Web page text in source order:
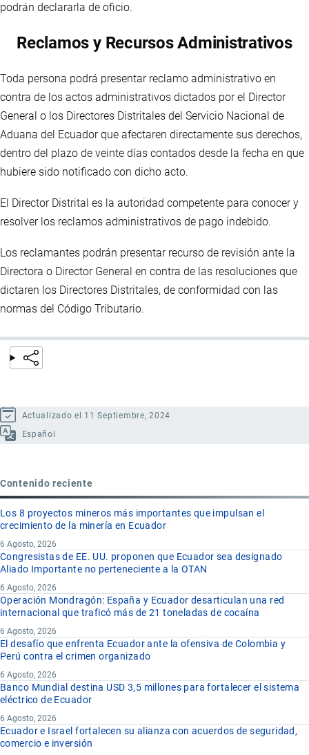
podrán declararla de oficio.
Reclamos y Recursos Administrativos
Toda persona podrá presentar reclamo administrativo en
contra de los actos administrativos dictados por el Director
General o los Directores Distritales del Servicio Nacional de
Aduana del Ecuador que afectaren directamente sus derechos,
dentro del plazo de veinte días contados desde la fecha en que
hubiere sido notificado con dicho acto.
El Director Distrital es la autoridad competente para conocer y
resolver los reclamos administrativos de pago indebido.
Los reclamantes podrán presentar recurso de revisión ante la
Directora o Director General en contra de las resoluciones que
dictaren los Directores Distritales, de conformidad con las
normas del Código Tributario.
Actualizado el 11 Septiembre, 2024
Español
Contenido reciente
Los 8 proyectos mineros más importantes que impulsan el
crecimiento de la minería en Ecuador
6 Agosto, 2026
Congresistas de EE. UU. proponen que Ecuador sea designado
Aliado Importante no perteneciente a la OTAN
6 Agosto, 2026
Operación Mondragón: España y Ecuador desarticulan una red
internacional que traficó más de 21 toneladas de cocaína
6 Agosto, 2026
El desafío que enfrenta Ecuador ante la ofensiva de Colombia y
Perú contra el crimen organizado
6 Agosto, 2026
Banco Mundial destina USD 3,5 millones para fortalecer el sistema
eléctrico de Ecuador
6 Agosto, 2026
Ecuador e Israel fortalecen su alianza con acuerdos de seguridad,
comercio e inversión